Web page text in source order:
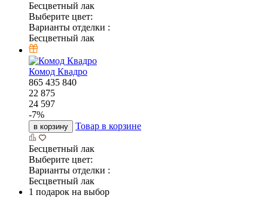
Бесцветный лак
Выберите цвет:
Варианты отделки :
Бесцветный лак
Комод Квадро
865 435 840
22 875
24 597
-7%
в корзину Товар в корзине
Бесцветный лак
Выберите цвет:
Варианты отделки :
Бесцветный лак
1 подарок на выбор